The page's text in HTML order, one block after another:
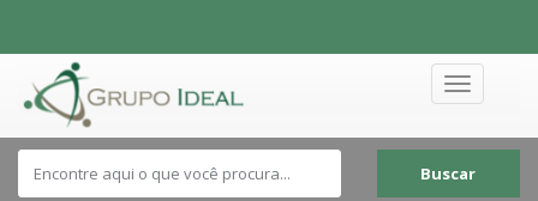
Toggle
Buscar